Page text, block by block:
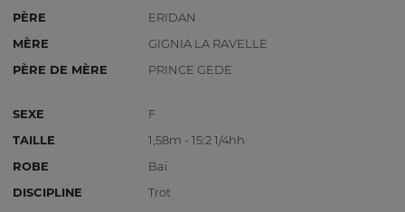
PÈRE
ERIDAN
MÈRE
GIGNIA LA RAVELLE
PÈRE DE MÈRE
PRINCE GEDE
SEXE
F
TAILLE
1,58m - 15:2 1/4hh
ROBE
Bai
DISCIPLINE
Trot